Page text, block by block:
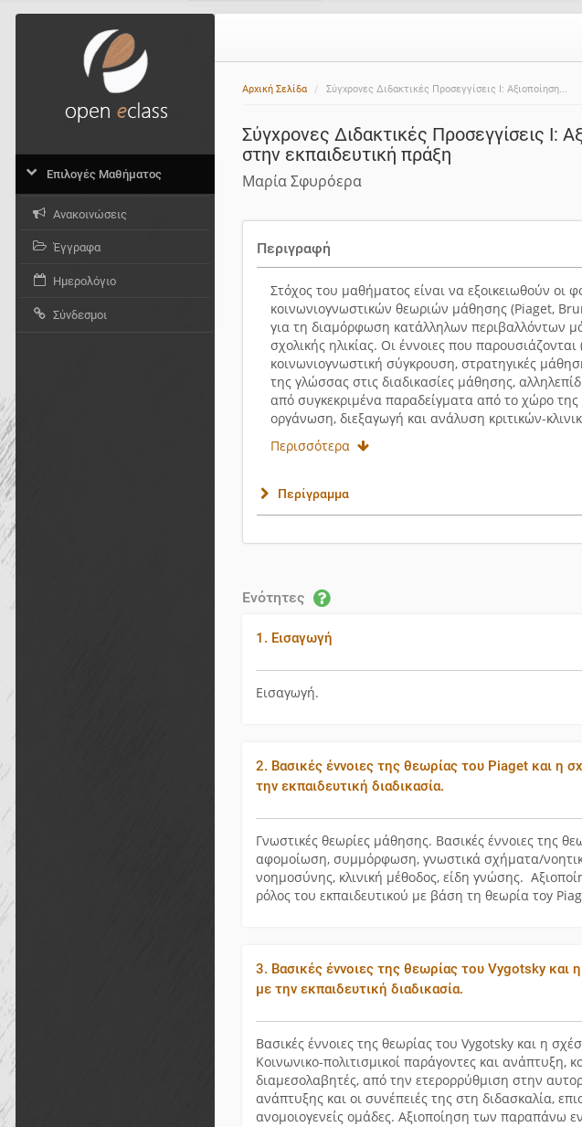
Αρχική Σελίδα Σύγχρονες Διδακτικές Προσεγγίσεις Ι: Αξιοποίηση...
Σύγχρονες Διδακτικές Προσεγγίσεις Ι:
στην εκπαιδευτική πράξη
Μαρία Σφυρόερα
Περιγραφή
Στόχος του μαθήματος είναι να εξοικειωθούν οι
κοινωνιογνωστικών θεωριών μάθησης (Piaget,
για τη διαμόρφωση κατάλληλων περιβαλλόντων
σχολικής ηλικίας. Οι έννοιες που
κοινωνιογνωστική σύγκρουση, στρατηγικές
της γλώσσας στις διαδικασίες μάθησης,
από συγκεκριμένα παραδείγματα από το χώρο
οργάνωση, διεξαγωγή και ανάλυση κριτικών-
Περισσότερα
Περίγραμμα
Ενότητες
1. Εισαγωγή
Εισαγωγή.
2. Βασικές έννοιες της θεωρίας του Piaget και η
την εκπαιδευτική διαδικασία.
Γνωστικές θεωρίες μάθησης. Βασικές έννοιες της
αφομοίωση, συμμόρφωση, γνωστικά σχήματα/
νοημοσύνης, κλινική μέθοδος, είδη γνώσης.
ρόλος του εκπαιδευτικού με βάση τη θεωρία τοy
3. Βασικές έννοιες της θεωρίας του Vygotsky και
με την εκπαιδευτική διαδικασία.
Βασικές έννοιες της θεωρίας του Vygotsky και η
Κοινωνικο-πολιτισμικοί παράγοντες και ανάπτυξη,
διαμεσολαβητές, από την ετερορρύθμιση στην
ανάπτυξης και οι συνέπειές της στη διδασκαλία,
ανομοιογενείς ομάδες. Αξιοποίηση των παραπάνω
Επιλογές Μαθήματος
Ανακοινώσεις
Έγγραφα
Ημερολόγιο
Σύνδεσμοι